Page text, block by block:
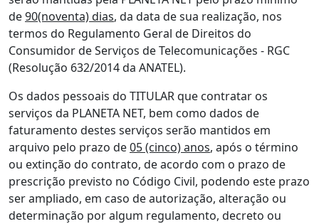
de90(noventa) dias, da data de sua realização, nos
termos do Regulamento Geral de Direitos do
Consumidor de Serviços de Telecomunicações - RGC
(Resolução 632/2014 da ANATEL).
Os dados pessoais do TITULAR que contratar os
serviços da PLANETA NET, bem como dados de
faturamento destes serviços serão mantidos em
arquivo pelo prazo de05 (cinco) anos, após o término
ou extinção do contrato, de acordo com o prazo de
prescrição previsto no Código Civil, podendo este prazo
ser ampliado, em caso de autorização, alteração ou
determinação por algum regulamento, decreto ou